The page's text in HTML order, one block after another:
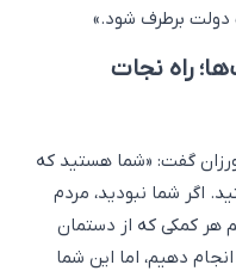
دولت برطرف شود.»
راه نجات
گفت: «شما هستید که
اگر شما نبودید، مردم
هر کمکی که از دستمان
دهیم، اما این شما